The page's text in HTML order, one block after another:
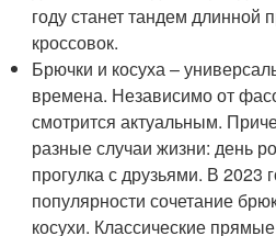
году станет тандем длинной
кроссовок.
Брючки и косуха –
времена. Независимо от
смотрится актуальным.
разные случаи жизни: день
прогулка с друзьями. В 2023
популярности сочетание
косухи. Классические